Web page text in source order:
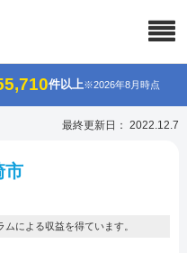
件以上※2026年8月時点
最終更新日： 2022.12.7
市
による収益を得ています。